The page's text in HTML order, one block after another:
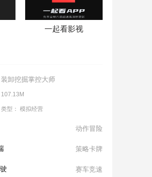
一起看影视
装卸挖掘掌控大师
107.13M
类型： 模拟经营
动作冒险
策略卡牌
赛车竞速